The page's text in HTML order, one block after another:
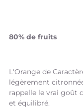
80% de fruits
L'Orange de
légèrement
rappelle le vrai goût
et équilibré.